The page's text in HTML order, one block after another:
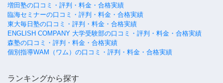
増田塾の口コミ・評判・料金・合格実績
臨海セミナーの口コミ・評判・料金・合格実績
東大毎日塾の口コミ・評判・料金・合格実績
ENGLISH COMPANY 大学受験部の口コミ・評判・料金・合格実績
森塾の口コミ・評判・料金・合格実績
個別指導WAM（ワム）の口コミ・評判・料金・合格実績
ランキングから探す